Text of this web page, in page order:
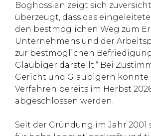
Boghossian zeigt sich
überzeugt, dass das
den bestmöglichen Weg zum
Unternehmens und der
zur bestmöglichen
Gläubiger darstellt.“ Bei
Gericht und Gläubigern könnte
Verfahren bereits im Herbst
abgeschlossen werden.
Seit der Gründung im Jahr